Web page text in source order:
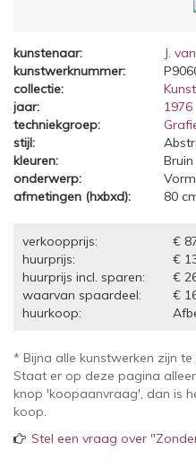
kunstenaar:
J.
kunstwerknummer:
collectie:
jaar:
1976
techniekgroep:
stijl:
kleuren:
Bruin
onderwerp:
afmetingen (hxbxd):
80
verkoopprijs:
€
huurprijs:
€
huurprijs incl. sparen:
€
waarvan spaardeel:
€
huurkoop:
* Bijna alle kunstwerken zijn
Staat er op deze pagina
knop 'koopaanvraag', dan is
koop.
Stel een vraag over